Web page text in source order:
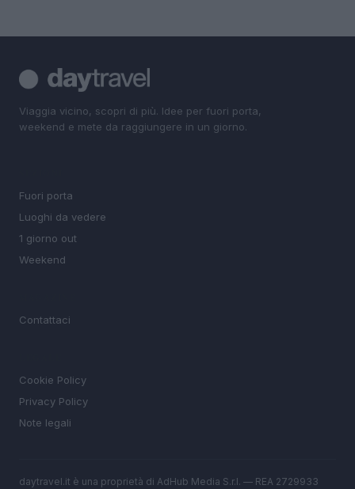
Viaggia vicino, scopri di più. Idee per fuori porta,
weekend e mete da raggiungere in un giorno.
Fuori porta
Luoghi da vedere
1 giorno out
Weekend
Contattaci
Cookie Policy
Privacy Policy
Note legali
daytravel.it è una proprietà di AdHub Media S.r.l. — REA 2729933